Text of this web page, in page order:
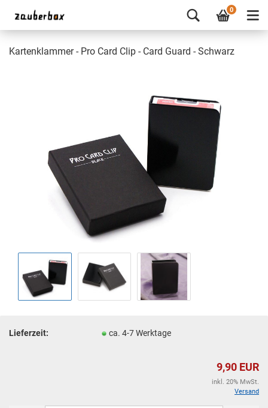
0
Kartenklammer - Pro Card Clip - Card Guard - Schwarz
Lieferzeit: ca. 4-7 Werktage
9,90 EUR
inkl. 20% MwSt.
Versand